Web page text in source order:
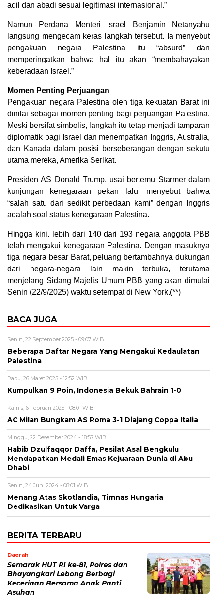
adil dan abadi sesuai legitimasi internasional.”
Namun Perdana Menteri Israel Benjamin Netanyahu
langsung mengecam keras langkah tersebut. Ia menyebut
pengakuan negara Palestina itu “absurd” dan
memperingatkan bahwa hal itu akan “membahayakan
keberadaan Israel.”
Momen Penting Perjuangan
Pengakuan negara Palestina oleh tiga kekuatan Barat ini
dinilai sebagai momen penting bagi perjuangan Palestina.
Meski bersifat simbolis, langkah itu tetap menjadi tamparan
diplomatik bagi Israel dan menempatkan Inggris, Australia,
dan Kanada dalam posisi berseberangan dengan sekutu
utama mereka, Amerika Serikat.
Presiden AS Donald Trump, usai bertemu Starmer dalam
kunjungan kenegaraan pekan lalu, menyebut bahwa
“salah satu dari sedikit perbedaan kami” dengan Inggris
adalah soal status kenegaraan Palestina.
Hingga kini, lebih dari 140 dari 193 negara anggota PBB
telah mengakui kenegaraan Palestina. Dengan masuknya
tiga negara besar Barat, peluang bertambahnya dukungan
dari negara-negara lain makin terbuka, terutama
menjelang Sidang Majelis Umum PBB yang akan dimulai
Senin (22/9/2025) waktu setempat di New York.(**)
BACA JUGA
Senin, 22 September 2025 - 09:07 WIB
Beberapa Daftar Negara Yang Mengakui Kedaulatan
Palestina
Rabu, 26 Maret 2025 - 12:52 WIB
Kumpulkan 9 Poin, Indonesia Bekuk Bahrain 1-0
Kamis, 6 Februari 2025 - 08:01 WIB
AC Milan Bungkam AS Roma 3-1 Diajang Coppa Italia
Minggu, 22 Desember 2024 - 18:57 WIB
Habib Dzulfaqqor Daffa, Pesilat Asal Bengkulu
Mendapatkan Medali Emas Kejuaraan Dunia di Abu
Dhabi
Senin, 24 Juni 2024 - 08:01 WIB
Menang Atas Skotlandia, Timnas Hungaria
Dedikasikan Untuk Varga
BERITA TERBARU
Daerah
Semarak HUT RI ke-81, Polres dan
Bhayangkari Lebong Berbagi
Keceriaan Bersama Anak Panti
Asuhan